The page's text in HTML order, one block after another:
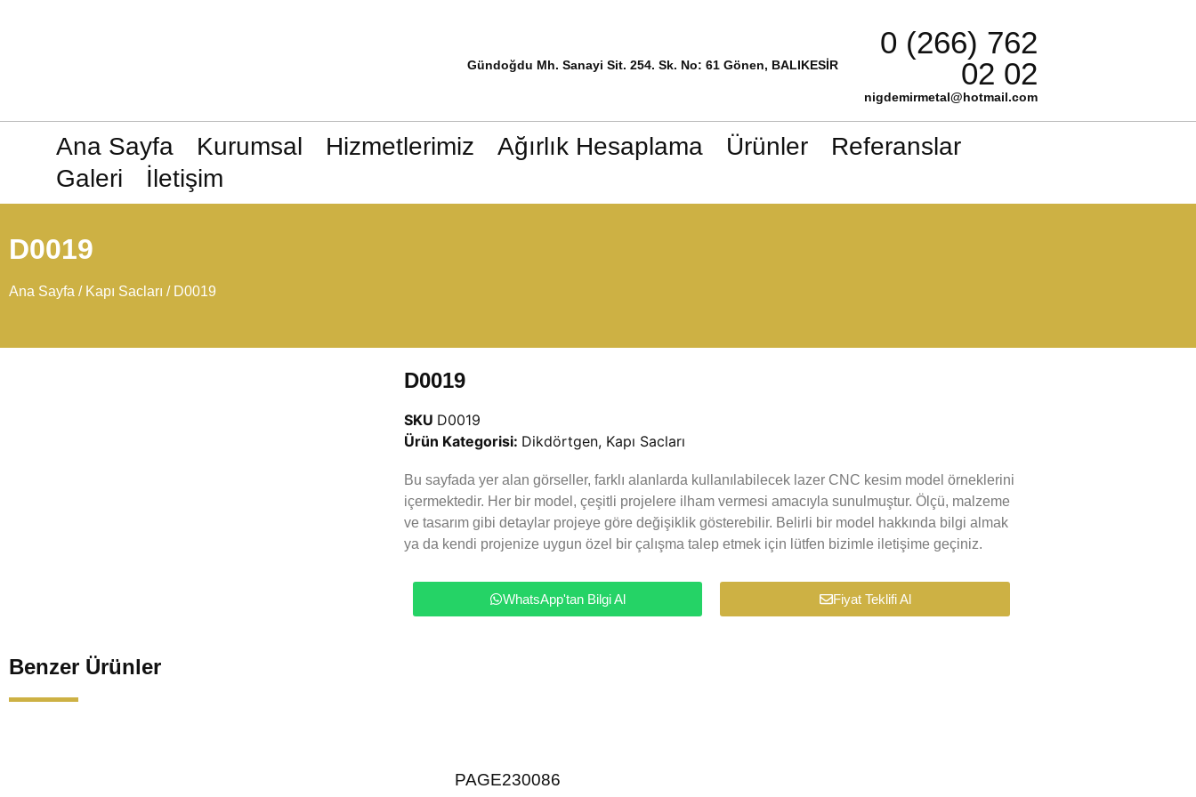
Gündoğdu Mh. Sanayi Sit. 254. Sk. No: 61 Gönen, BALIKESİR
0 (266) 762
02 02
nigdemirmetal@hotmail.com
Ana Sayfa Kurumsal Hizmetlerimiz Ağırlık Hesaplama Ürünler
Referanslar
Galeri
İletişim
D0019
Ana Sayfa / Kapı Sacları / D0019
D0019
SKU D0019
Ürün Kategorisi: Dikdörtgen, Kapı Sacları
Bu sayfada yer alan görseller, farklı alanlarda kullanılabilecek lazer CNC kesim model örneklerini
içermektedir. Her bir model, çeşitli projelere ilham vermesi amacıyla sunulmuştur. Ölçü, malzeme
ve tasarım gibi detaylar projeye göre değişiklik gösterebilir. Belirli bir model hakkında bilgi almak
ya da kendi projenize uygun özel bir çalışma talep etmek için lütfen bizimle iletişime geçiniz.
WhatsApp'tan Bilgi Al Fiyat Teklifi Al
Benzer Ürünler
PAGE230086